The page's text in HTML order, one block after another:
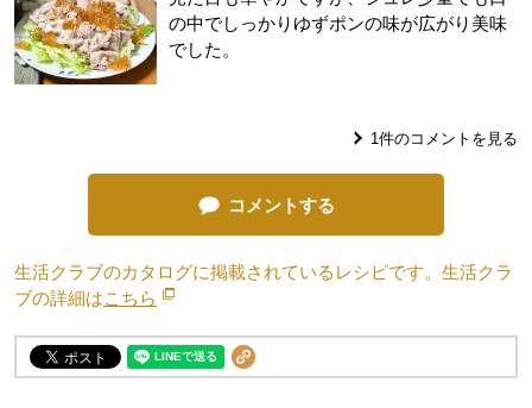
の中でしっかりゆずポンの味が広がり美味
でした。
1件のコメントを見る
コメントする
生活クラブのカタログに掲載されているレシピです。生活クラ
ブの詳細はこちら 別のウィンドウで開きます。